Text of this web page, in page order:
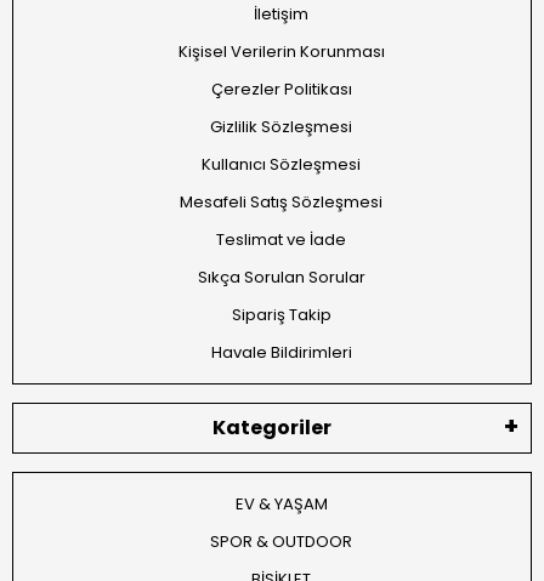
İletişim
Kişisel Verilerin Korunması
Çerezler Politikası
Gizlilik Sözleşmesi
Kullanıcı Sözleşmesi
Mesafeli Satış Sözleşmesi
Teslimat ve İade
Sıkça Sorulan Sorular
Sipariş Takip
Havale Bildirimleri
Kategoriler
EV & YAŞAM
SPOR & OUTDOOR